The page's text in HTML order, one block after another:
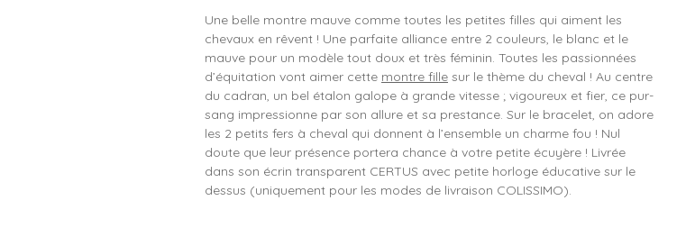
Une belle montre mauve comme toutes les petites filles qui aiment les
chevaux en rêvent ! Une parfaite alliance entre 2 couleurs, le blanc et le
mauve pour un modèle tout doux et très féminin. Toutes les passionnées
d’équitation vont aimer cette montre fille sur le thème du cheval ! Au centre
du cadran, un bel étalon galope à grande vitesse ; vigoureux et fier, ce pur-
sang impressionne par son allure et sa prestance. Sur le bracelet, on adore
les 2 petits fers à cheval qui donnent à l’ensemble un charme fou ! Nul
doute que leur présence portera chance à votre petite écuyère ! Livrée
dans son écrin transparent CERTUS avec petite horloge éducative sur le
dessus (uniquement pour les modes de livraison COLISSIMO).